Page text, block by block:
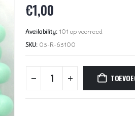
€1,00
Availability: 101 op voorraad
SKU: 03-R-63100